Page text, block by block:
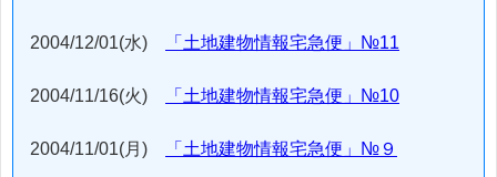
2004/12/01(水) 「土地建物情報宅急便」№11
2004/11/16(火) 「土地建物情報宅急便」№10
2004/11/01(月) 「土地建物情報宅急便」№９